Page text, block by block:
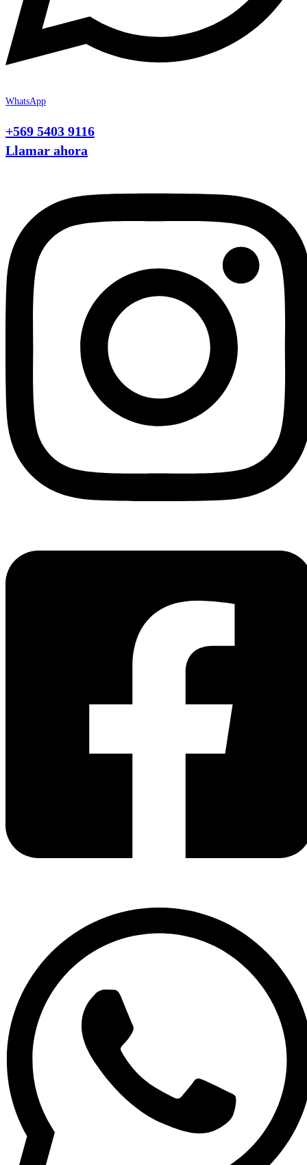
WhatsApp
+569 5403 9116
Llamar ahora